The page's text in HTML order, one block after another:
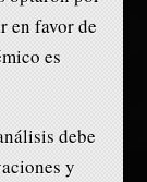
en favor de
es
debe
y